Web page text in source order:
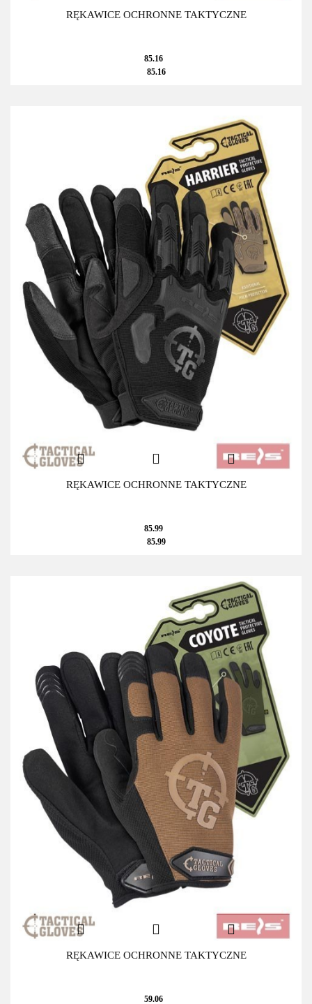
RĘKAWICE OCHRONNE TAKTYCZNE
85.16
85.16
RĘKAWICE OCHRONNE TAKTYCZNE
85.99
85.99
RĘKAWICE OCHRONNE TAKTYCZNE
59.06